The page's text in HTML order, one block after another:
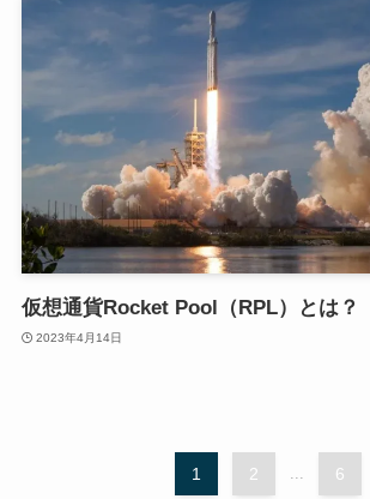
仮想通貨Rocket Pool（RPL）とは？
2023年4月14日
1 2 ... 6